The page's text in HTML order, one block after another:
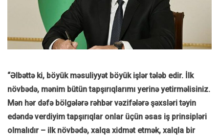
“Əlbəttə ki, böyük məsuliyyət böyük işlər tələb edir. İlk
növbədə, mənim bütün tapşırıqlarımı yerinə yetirməlisiniz.
Mən hər dəfə bölgələrə rəhbər vəzifələrə şəxsləri təyin
edəndə verdiyim tapşırıqlar onlar üçün əsas iş prinsipləri
olmalıdır – ilk növbədə, xalqa xidmət etmək, xalqla bir